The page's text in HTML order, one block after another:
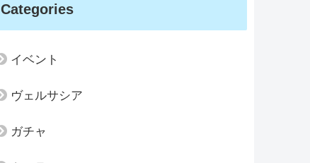
Categories
イベント
ヴェルサシア
ガチャ